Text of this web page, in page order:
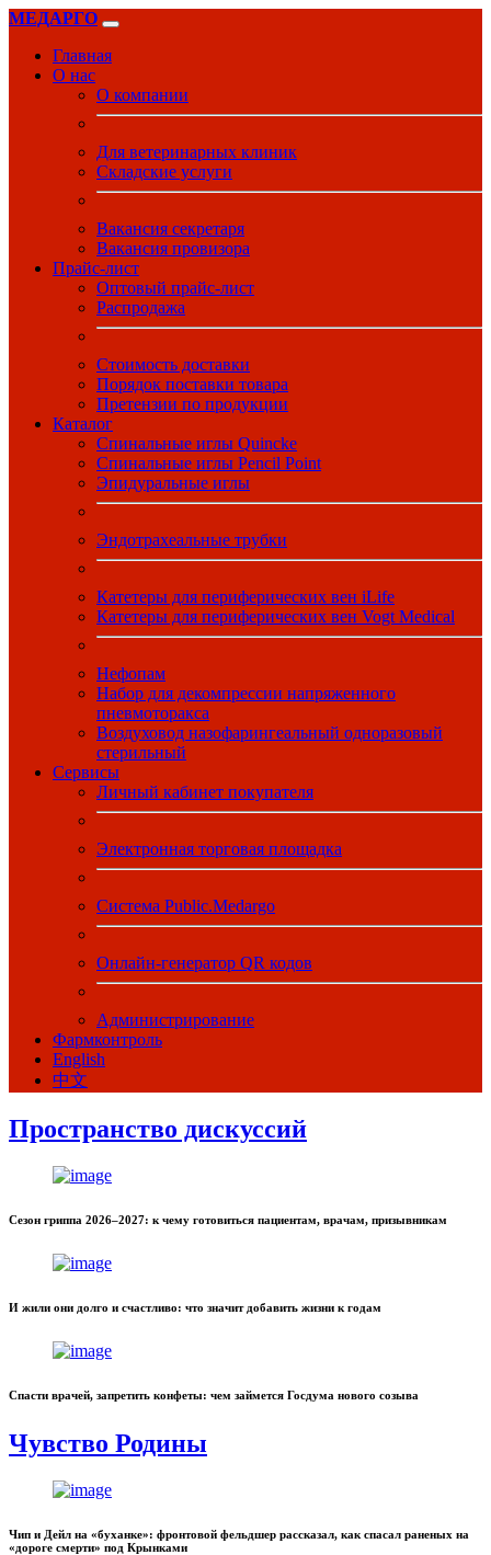
МЕДАРГО
Главная
О нас
О компании
Для ветеринарных клиник
Складские услуги
Вакансия секретаря
Вакансия провизора
Прайс-лист
Оптовый прайс-лист
Распродажа
Стоимость доставки
Порядок поставки товара
Претензии по продукции
Каталог
Спинальные иглы Quincke
Спинальные иглы Pencil Point
Эпидуральные иглы
Эндотрахеальные трубки
Катетеры для периферических вен iLife
Катетеры для периферических вен Vogt Medical
Нефопам
Набор для декомпрессии напряженного
пневмоторакса
Воздуховод назофарингеальный одноразовый
стерильный
Сервисы
Личный кабинет покупателя
Электронная торговая площадка
Система Public.Medargo
Онлайн-генератор QR кодов
Администрирование
Фармконтроль
English
中文
Пространство дискуссий
Сезон гриппа 2026–2027: к чему готовиться пациентам, врачам, призывникам
И жили они долго и счастливо: что значит добавить жизни к годам
Спасти врачей, запретить конфеты: чем займется Госдума нового созыва
Чувство Родины
Чип и Дейл на «буханке»: фронтовой фельдшер рассказал, как спасал раненых на
«дороге смерти» под Крынками